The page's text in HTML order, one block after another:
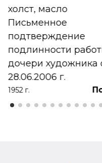
холст, масло
Письменное
подтверждение
подлинности
дочери художника
28.06.2006 г.
1952 г.